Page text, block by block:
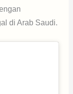
di Arab Saudi.